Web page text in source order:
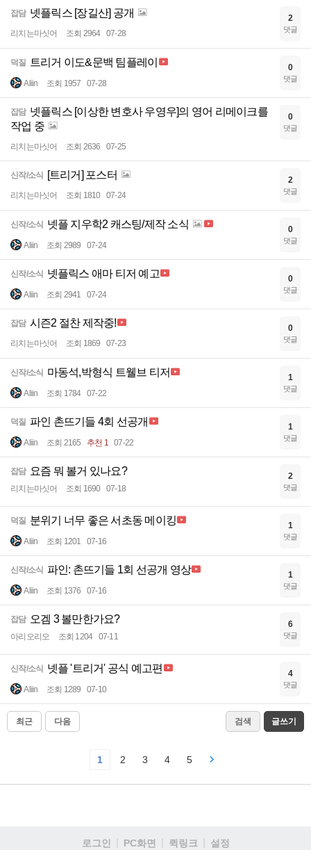
잡담 넷플릭스 [장길산] 공개
리치는마싯어 조회 2964 07-28
2
댓글
덕질 트리거 이도&문백 팀플레이
Aliin 조회 1957 07-28
0
댓글
잡담 넷플릭스 [이상한 변호사 우영우]의 영어 리메이크를
작업 중
리치는마싯어 조회 2636 07-25
0
댓글
신작/소식 [트리거] 포스터
리치는마싯어 조회 1810 07-24
2
댓글
신작/소식 넷플 지우학2 캐스팅/제작 소식
Aliin 조회 2989 07-24
0
댓글
신작/소식 넷플릭스 애마 티저 예고
Aliin 조회 2941 07-24
0
댓글
잡담 시즌2 절찬 제작중!
리치는마싯어 조회 1869 07-23
0
댓글
신작/소식 마동석,박형식 트웰브 티저
Aliin 조회 1784 07-22
1
댓글
덕질 파인 촌뜨기들 4회 선공개
Aliin 조회 2165 추천 1 07-22
1
댓글
잡담 요즘 뭐 볼거 있나요?
리치는마싯어 조회 1690 07-18
2
댓글
덕질 분위기 너무 좋은 서초동 메이킹
Aliin 조회 1201 07-16
1
댓글
신작/소식 파인: 촌뜨기들 1회 선공개 영상
Aliin 조회 1376 07-16
1
댓글
잡담 오겜 3 볼만한가요?
아리오리오 조회 1204 07-11
6
댓글
신작/소식 넷플 '트리거' 공식 예고편
Aliin 조회 1289 07-10
4
댓글
최근 다음 검색 글쓰기
1 2 3 4 5
로그인 PC화면 퀵링크 설정